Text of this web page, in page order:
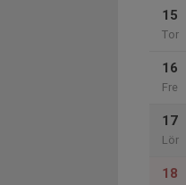
15
Tor
16
Fre
17
Lör
18